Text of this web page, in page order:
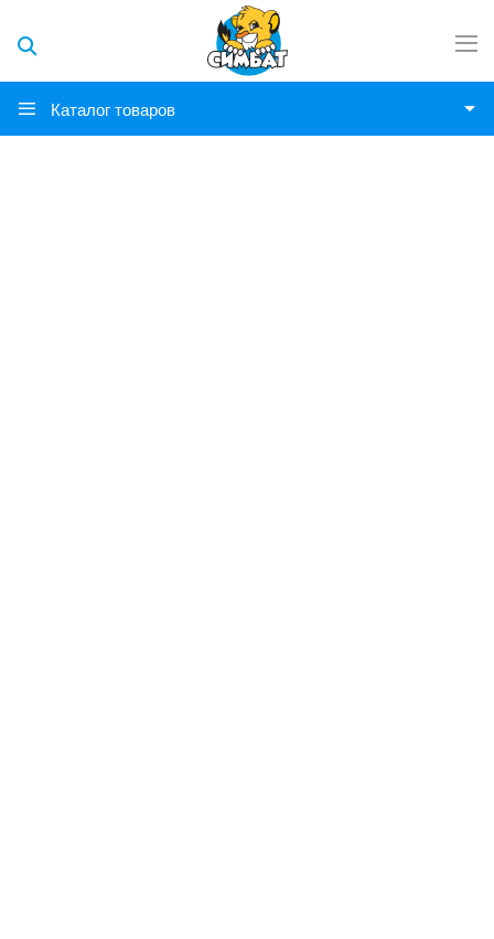
Каталог товаров